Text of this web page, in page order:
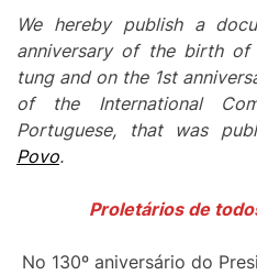
We hereby publish a
anniversary of the birth of
tung and on the 1st
of the International
Portuguese, that was
Povo.
Proletários de
No 130º aniversário do